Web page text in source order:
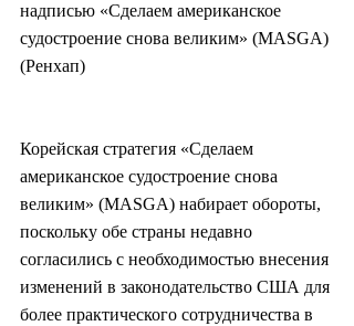
надписью «Сделаем американское
судостроение снова великим» (MASGA)
(Ренхап)
Корейская стратегия «Сделаем
американское судостроение снова
великим» (MASGA) набирает обороты,
поскольку обе страны недавно
согласились с необходимостью внесения
изменений в законодательство США для
более практического сотрудничества в